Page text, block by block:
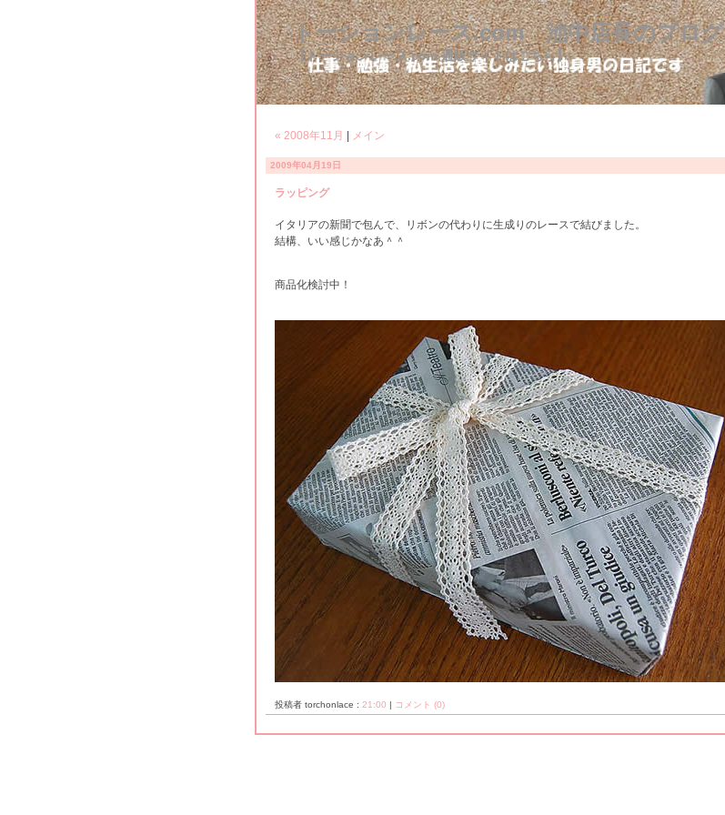
トーションレース.com 池中店長のブログ
【トーションレース.com 通販サイトはこちら】
« 2008年11月 メイン
2009年04月19日
ラッピング
イタリアの新聞で包んで、リボンの代わりに生成りのレースで結びました。
結構、いい感じかなあ＾＾
商品化検討中！
投稿者 torchonlace : 21:00 | コメント (0)